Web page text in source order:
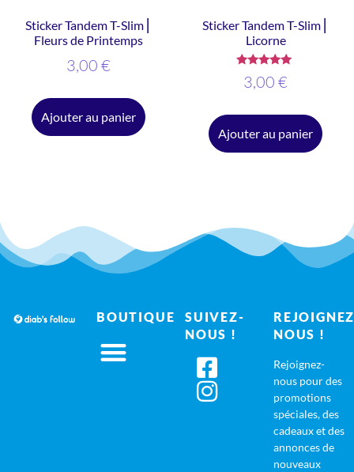
Sticker Tandem T-Slim ⎜
Fleurs de Printemps
3,00 €
Ajouter au panier
Sticker Tandem T-Slim ⎜
Licorne
Note
5.00
3,00 €
Ajouter au panier
BOUTIQUE
SUIVEZ-
NOUS !
NOUS !
Rejoignez-
nous pour des
promotions
spéciales, des
cadeaux et des
annonces de
nouveaux